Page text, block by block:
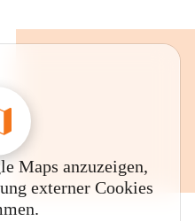
Maps anzuzeigen,
externer Cookies